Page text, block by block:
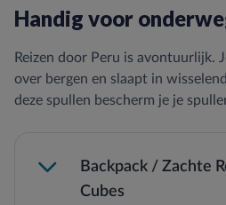
EHBO doosje met
Lenzen,
Tampons en
Desinfecterende
Handig voor
Reizen door Peru is avontuurlijk.
over bergen en slaapt in
deze spullen bescherm je je
Backpack / Zachte
Cubes